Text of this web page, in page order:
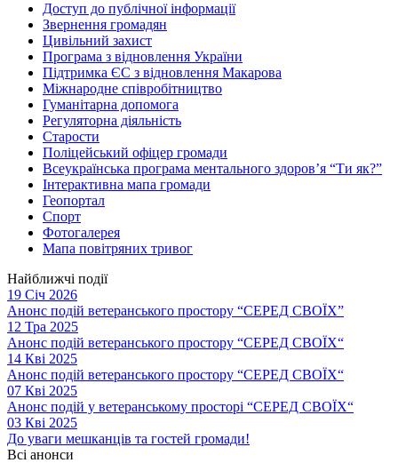
Доступ до публічної інформації
Звернення громадян
Цивільний захист
Програма з відновлення України
Підтримка ЄС з відновлення Макарова
Міжнародне співробітництво
Гуманітарна допомога
Регуляторна діяльність
Старости
Поліцейський офіцер громади
Всеукраїнська програма ментального здоров’я “Ти як?”
Інтерактивна мапа громади
Геопортал
Спорт
Фотогалерея
Мапа повітряних тривог
Найближчі події
19 Січ 2026
Анонс подій ветеранського простору “СЕРЕД СВОЇХ”
12 Тра 2025
Анонс подій ветеранського простору “СЕРЕД СВОЇХ“
14 Кві 2025
Анонс подій ветеранського простору “СЕРЕД СВОЇХ“
07 Кві 2025
Анонс подій у ветеранському просторі “СЕРЕД СВОЇХ“
03 Кві 2025
До уваги мешканців та гостей громади!
Всі анонси